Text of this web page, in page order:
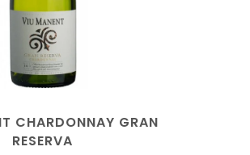
CHARDONNAY GRAN
RESERVA